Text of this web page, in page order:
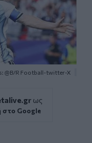
@B/R Football-twitter-X
ως
στο Google